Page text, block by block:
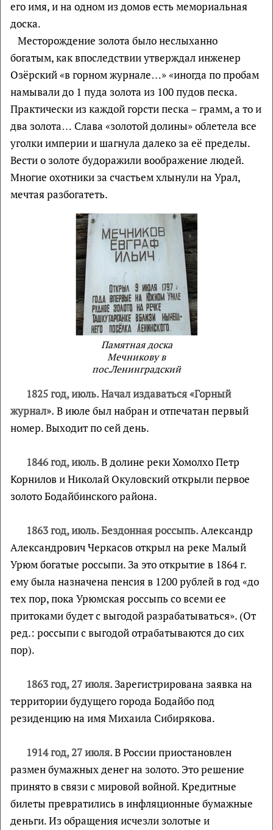
его имя, и на одном из домов есть мемориальная
доска.
Месторождение золота было неслыханно
богатым, как впоследствии утверждал инженер
Озёрский «в горном журнале…» «иногда по пробам
намывали до 1 пуда золота из 100 пудов песка.
Практически из каждой горсти песка – грамм, а то и
два золота… Слава «золотой долины» облетела все
уголки империи и шагнула далеко за её пределы.
Вести о золоте будоражили воображение людей.
Многие охотники за счастьем хлынули на Урал,
мечтая разбогатеть.
Памятная доска
Мечникову в
пос.Ленинградский
1825 год, июль. Начал издаваться «Горный
журнал».В июле был набран и отпечатан первый
номер. Выходит по сей день.
1846 год, июль.В долине реки Хомолхо Петр
Корнилов и Николай Окуловский открыли первое
золото Бодайбинского района.
1863 год, июль. Бездонная россыпь.Александр
Александрович Черкасов открыл на реке Малый
Урюм богатые россыпи. За это открытие в 1864 г.
ему была назначена пенсия в 1200 рублей в год «до
тех пор, пока Урюмская россыпь со всеми ее
притоками будет с выгодой разрабатываться». (От
ред.: россыпи с выгодой отрабатываются до сих
пор).
1863 год, 27 июля.Зарегистрирована заявка на
территории будущего города Бодайбо под
резиденцию на имя Михаила Сибирякова.
1914 год, 27 июля.В России приостановлен
размен бумажных денег на золото. Это решение
принято в связи с мировой войной. Кредитные
билеты превратились в инфляционные бумажные
деньги. Из обращения исчезли золотые и